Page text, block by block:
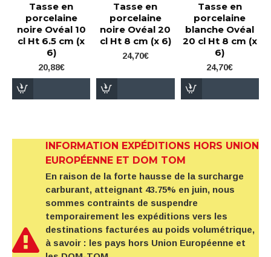
Tasse en
porcelaine
noire Ovéal 10
cl Ht 6.5 cm (x
6)
20,88€
Tasse en
porcelaine
noire Ovéal 20
cl Ht 8 cm (x 6)
24,70€
Tasse en
porcelaine
blanche Ovéal
20 cl Ht 8 cm (x
6)
24,70€
INFORMATION EXPÉDITIONS HORS UNION
EUROPÉENNE ET DOM TOM
En raison de la forte hausse de la surcharge
carburant, atteignant 43.75% en juin, nous
sommes contraints de suspendre
temporairement les expéditions vers les
destinations facturées au poids volumétrique,
à savoir : les pays hors Union Européenne et